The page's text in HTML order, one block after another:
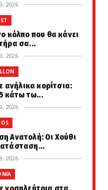
2026
κόλπο που θα κάνει
σα...
2026
ανήλικα κορίτσια:
κάτω τω...
2026
Ανατολή: Οι Χούθι
2026